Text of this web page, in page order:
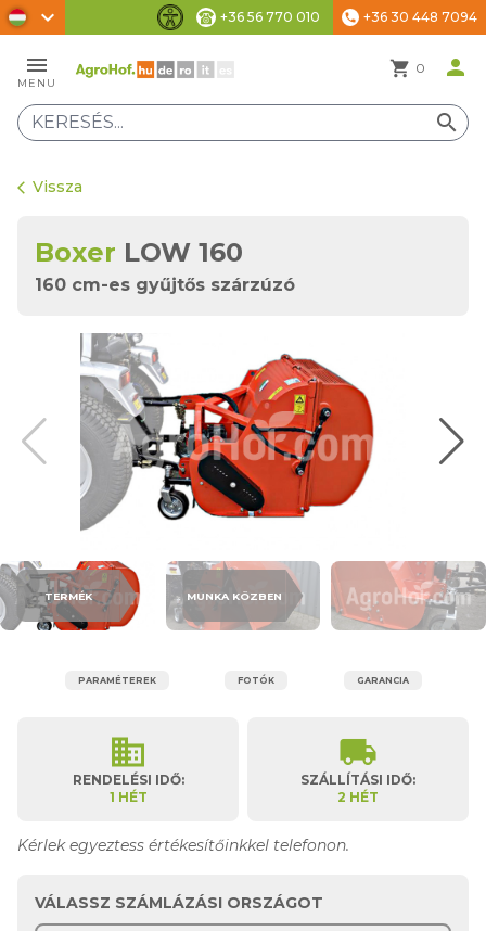
chevron_right
Akadálymentesítési beállítások
+36 56 770 010 phone +36 30 448 7094
menu
MENU
shopping_cart 0 person
search
arrow_back_ios Vissza
Boxer LOW 160
160 cm-es gyűjtős szárzúzó
TERMÉK MUNKA KÖZBEN
PARAMÉTEREK FOTÓK GARANCIA
Kérlek egyeztess értékesítőinkkel telefonon.
business
RENDELÉSI IDŐ:
1 HÉT
local_shipping
SZÁLLÍTÁSI IDŐ:
2 HÉT
VÁLASSZ SZÁMLÁZÁSI ORSZÁGOT